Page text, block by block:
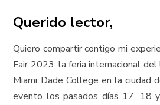
Querido lector,
Quiero compartir contigo mi
Fair 2023, la feria internacional
Miami Dade College en la ciudad
evento los pasados días 17, 18